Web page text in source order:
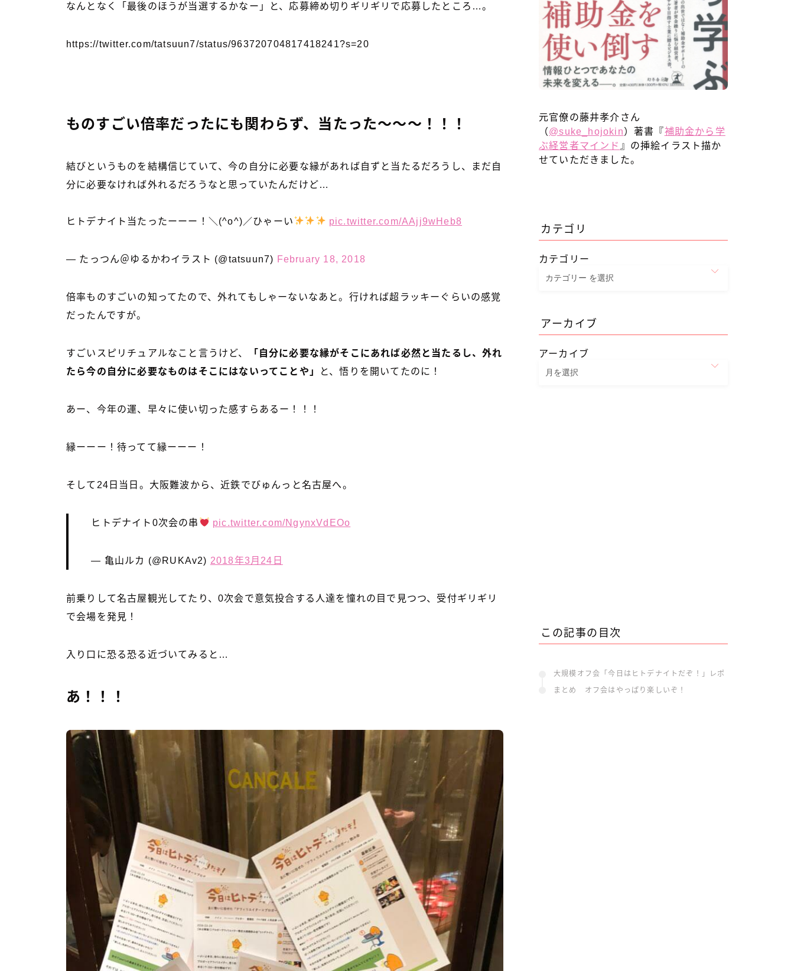
なんとなく「最後のほうが当選するかなー」と、応募締め切りギリギリで応募したところ…。
https://twitter.com/tatsuun7/status/963720704817418241?s=20
ものすごい倍率だったにも関わらず、当たった〜〜〜！！！
結びというものを結構信じていて、今の自分に必要な縁があれば自ずと当たるだろうし、まだ自
分に必要なければ外れるだろうなと思っていたんだけど…
ヒトデナイト当たったーーー！＼(^o^)／ひゃーい pic.twitter.com/AAjj9wHeb8
— たっつん＠ゆるかわイラスト (@tatsuun7) February 18, 2018
倍率ものすごいの知ってたので、外れてもしゃーないなあと。行ければ超ラッキーぐらいの感覚
だったんですが。
すごいスピリチュアルなこと言うけど、
「自分に必要な縁がそこにあれば必然と当たるし、外れ
たら今の自分に必要なものはそこにはないってことや」
と、悟りを開いてたのに！
あー、今年の運、早々に使い切った感すらあるー！！！
縁ーーー！待ってて縁ーーー！
そして24日当日。大阪難波から、近鉄でびゅんっと名古屋へ。
ヒトデナイト0次会の串 pic.twitter.com/NgynxVdEOo
— 亀山ルカ (@RUKAv2) 2018年3月24日
前乗りして名古屋観光してたり、0次会で意気投合する人達を憧れの目で見つつ、受付ギリギリ
で会場を発見！
入り口に恐る恐る近づいてみると…
あ！！！
元官僚の藤井孝介さん
（@suke_hojokin）著書『補助金から学
ぶ経営者マインド 』の挿絵イラスト描か
せていただきました。
カテゴリ
カテゴリー
アーカイブ
アーカイブ
この記事の目次
大規模オフ会「今日はヒトデナイトだぞ！」レポ
まとめ オフ会はやっぱり楽しいぞ！